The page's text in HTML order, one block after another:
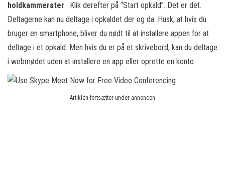
holdkammerater . Klik derefter på “Start opkald”. Det er det.
Deltagerne kan nu deltage i opkaldet der og da. Husk, at hvis du
bruger en smartphone, bliver du nødt til at installere appen for at
deltage i et opkald. Men hvis du er på et skrivebord, kan du deltage
i webmødet uden at installere en app eller oprette en konto.
Artiklen fortsætter under annoncen